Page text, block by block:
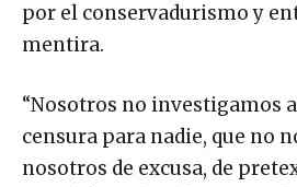
por el conservadurismo y
mentira.
“Nosotros no investigamos
censura para nadie, que no
nosotros de excusa, de